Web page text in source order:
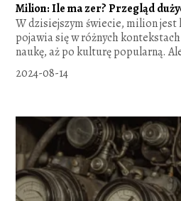
Milion: Ile ma zer? Przegląd
W dzisiejszym świecie, milion jest
pojawia się w różnych
naukę, aż po kulturę popularną.
2024-08-14